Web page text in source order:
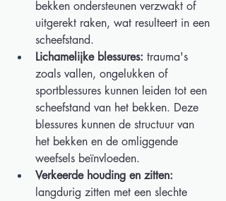
bekken ondersteunen verzwakt of
uitgerekt raken, wat resulteert in een
scheefstand.
Lichamelijke blessures: trauma's
zoals vallen, ongelukken of
sportblessures kunnen leiden tot een
scheefstand van het bekken. Deze
blessures kunnen de structuur van
het bekken en de omliggende
weefsels beïnvloeden.
Verkeerde houding en zitten:
langdurig zitten met een slechte